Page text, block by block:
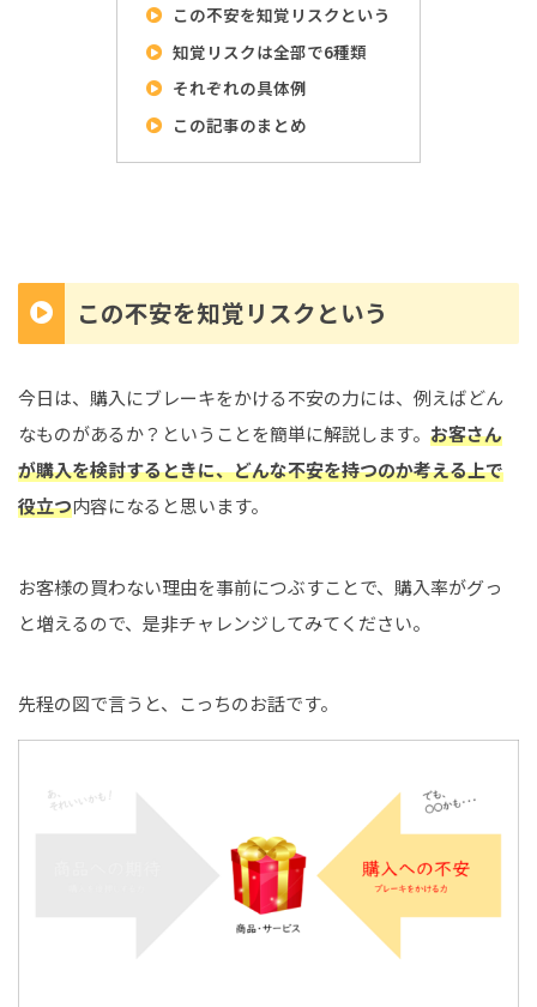
この不安を知覚リスクという
知覚リスクは全部で6種類
それぞれの具体例
この記事のまとめ
この不安を知覚リスクという
今日は、購入にブレーキをかける不安の力には、例えばどん
なものがあるか？ということを簡単に解説します。 お客さん
が購入を検討するときに、どんな不安を持つのか考える上で
役立つ内容になると思います。
お客様の買わない理由を事前につぶすことで、購入率がグっ
と増えるので、是非チャレンジしてみてください。
先程の図で言うと、こっちのお話です。